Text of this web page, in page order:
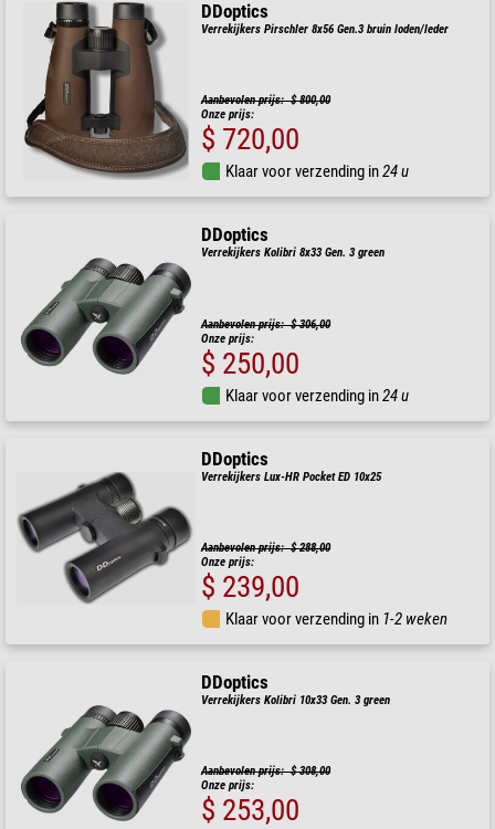
DDoptics
Verrekijkers Pirschler 8x56 Gen.3 bruin loden/leder
Aanbevolen prijs: $ 800,00
Onze prijs:
$ 720,00
Klaar voor verzending in24 u
DDoptics
Verrekijkers Kolibri 8x33 Gen. 3 green
Aanbevolen prijs: $ 306,00
Onze prijs:
$ 250,00
Klaar voor verzending in24 u
DDoptics
Verrekijkers Lux-HR Pocket ED 10x25
Aanbevolen prijs: $ 288,00
Onze prijs:
$ 239,00
Klaar voor verzending in 1-2 weken
DDoptics
Verrekijkers Kolibri 10x33 Gen. 3 green
Aanbevolen prijs: $ 308,00
Onze prijs:
$ 253,00